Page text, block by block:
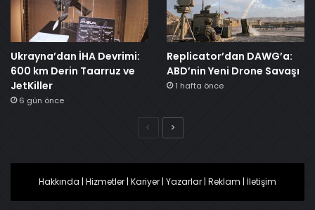
Ukrayna’dan İHA Devrimi:
600 km Derin Taarruz ve
JetKiller
6 gün önce
Replicator’dan DAWG’a:
ABD’nin Yeni Drone Savaşı
1 hafta önce
ÖncekiSonraki
Hakkında | Hizmetler | Kariyer | Yazarlar | Reklam | İletişim